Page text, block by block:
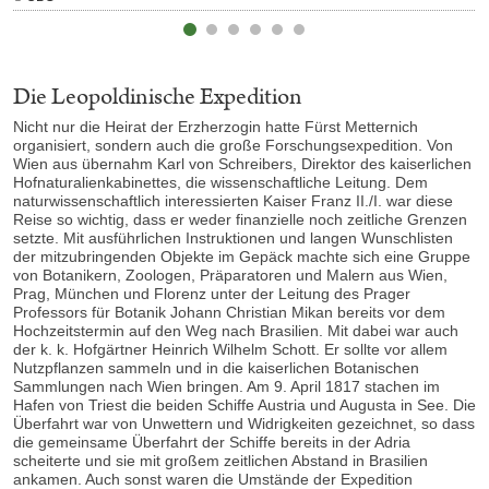
Die Leopoldinische Expedition
Nicht nur die Heirat der Erzherzogin hatte Fürst Metternich
organisiert, sondern auch die große Forschungsexpedition. Von
Wien aus übernahm Karl von Schreibers, Direktor des kaiserlichen
Hofnaturalienkabinettes, die wissenschaftliche Leitung. Dem
naturwissenschaftlich interessierten Kaiser Franz II./I. war diese
Reise so wichtig, dass er weder finanzielle noch zeitliche Grenzen
setzte. Mit ausführlichen Instruktionen und langen Wunschlisten
der mitzubringenden Objekte im Gepäck machte sich eine Gruppe
von Botanikern, Zoologen, Präparatoren und Malern aus Wien,
Prag, München und Florenz unter der Leitung des Prager
Professors für Botanik Johann Christian Mikan bereits vor dem
Hochzeitstermin auf den Weg nach Brasilien. Mit dabei war auch
der k. k. Hofgärtner Heinrich Wilhelm Schott. Er sollte vor allem
Nutzpflanzen sammeln und in die kaiserlichen Botanischen
Sammlungen nach Wien bringen. Am 9. April 1817 stachen im
Hafen von Triest die beiden Schiffe Austria und Augusta in See. Die
Überfahrt war von Unwettern und Widrigkeiten gezeichnet, so dass
die gemeinsame Überfahrt der Schiffe bereits in der Adria
scheiterte und sie mit großem zeitlichen Abstand in Brasilien
ankamen. Auch sonst waren die Umstände der Expedition